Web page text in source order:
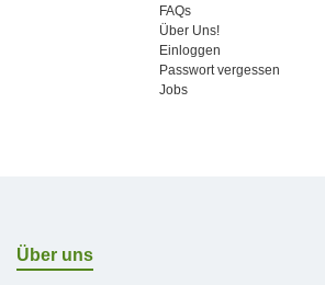
FAQs
Über Uns!
Einloggen
Passwort vergessen
Jobs
Über uns